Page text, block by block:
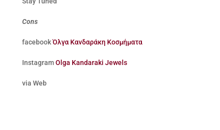
Cons
facebookΌλγα Κανδαράκη Κοσμήματα
InstagramOlga Kandaraki Jewels
via Web